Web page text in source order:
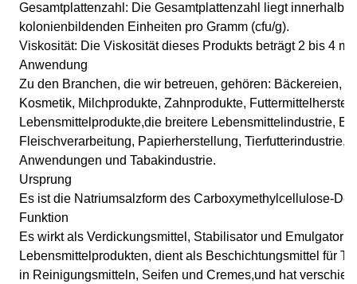
Gesamtplattenzahl: Die Gesamtplattenzahl liegt innerhalb
kolonienbildenden Einheiten pro Gramm (cfu/g).
Viskosität: Die Viskosität dieses Produkts beträgt 2 bis 4
Anwendung
Zu den Branchen, die wir betreuen, gehören: Bäckereien,
Kosmetik, Milchprodukte, Zahnprodukte,
Lebensmittelprodukte,die breitere Lebensmittelindustrie,
Fleischverarbeitung, Papierherstellung, Tierfutterindustrie,
Anwendungen und Tabakindustrie.
Ursprung
Es ist die Natriumsalzform des Carboxymethylcellulose-
Funktion
Es wirkt als Verdickungsmittel, Stabilisator und Emulgator
Lebensmittelprodukten, dient als Beschichtungsmittel für
in Reinigungsmitteln, Seifen und Cremes,und hat